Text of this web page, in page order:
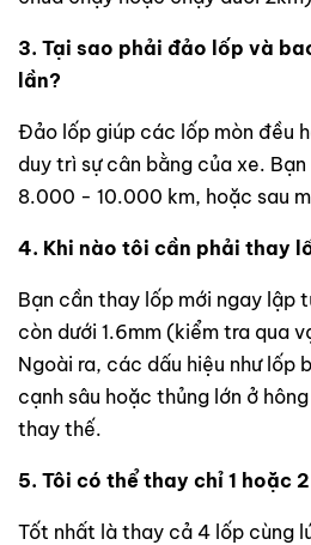
3. Tại sao phải đảo lốp và
lần?
Đảo lốp giúp các lốp mòn đều
duy trì sự cân bằng của xe.
8.000 - 10.000 km, hoặc sau
4. Khi nào tôi cần phải thay
Bạn cần thay lốp mới ngay lập
còn dưới 1.6mm (kiểm tra qua
Ngoài ra, các dấu hiệu như lốp
cạnh sâu hoặc thủng lớn ở
thay thế.
5. Tôi có thể thay chỉ 1 hoặc
Tốt nhất là thay cả 4 lốp cùng